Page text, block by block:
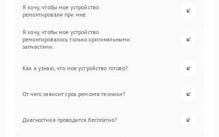
Я хочу, чтобы мое устройство
ремонтировали при мне.
Я хочу, чтобы мое устройство
ремонтировалось только оригинальными
запчастями.
Как я узнаю, что мое устройство готово?
От чего зависит срок ремонта техники?
Диагностика проводится бесплатно?